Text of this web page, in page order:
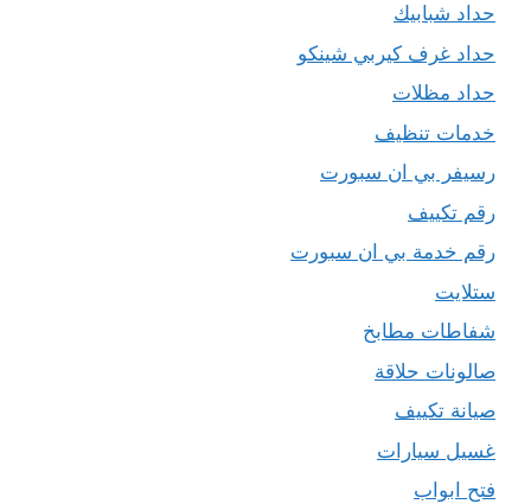
حداد شبابيك
حداد غرف كيربي شينكو
حداد مظلات
خدمات تنظيف
رسيفر بي ان سبورت
رقم تكييف
رقم خدمة بي ان سبورت
ستلايت
شفاطات مطابخ
صالونات حلاقة
صيانة تكييف
غسيل سيارات
فتح ابواب